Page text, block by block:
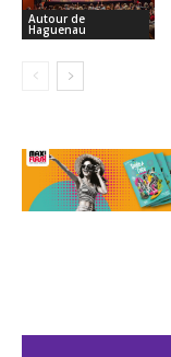
Autour de
Haguenau